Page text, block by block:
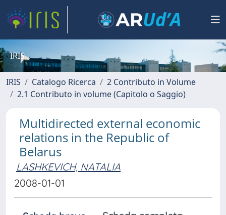
IRIS
IRIS Catalogo Ricerca
2 Contributo in Volume
2.1 Contributo in volume (Capitolo o Saggio)
Multidirected external economic
relations in the Republic of
Belarus
LASHKEVICH, NATALIA
2008-01-01